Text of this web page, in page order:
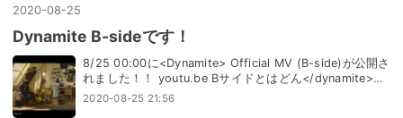
2020-08-25
Dynamite B-sideです！
8/25 00:00に<Dynamite> Official MV (B-side)が公開さ
れました！！ youtu.be Bサイドとはどん</dynamite>…
2020-08-25 21:56